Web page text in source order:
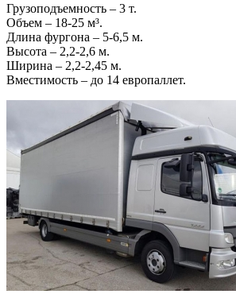
Грузоподъемность – 3 т.
Объем – 18-25 м³.
Длина фургона – 5-6,5 м.
Высота – 2,2-2,6 м.
Ширина – 2,2-2,45 м.
Вместимость – до 14 европаллет.